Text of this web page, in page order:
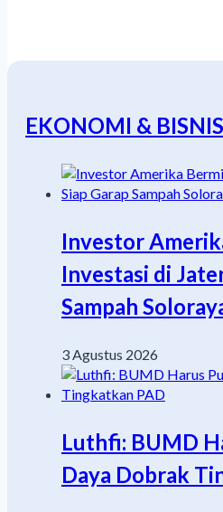
EKONOMI & BISNIS
Investor
Investasi di
Sampah
3 Agustus 2026
Luthfi: BUMD
Daya Dobrak